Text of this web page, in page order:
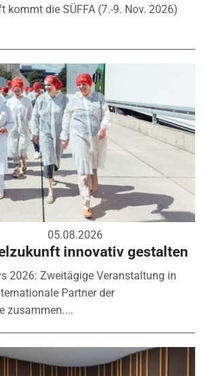
kommt die SÜFFA (7.-9. Nov. 2026)
05.08.2026
innovativ gestalten
2026: Zweitägige Veranstaltung in
Partner der
zusammen....